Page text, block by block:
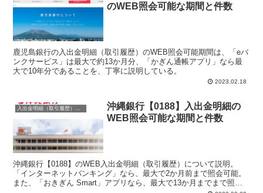
のWEB照会可能な期間と件数
鹿児島銀行の入出金明細（取引履歴）のWEB照会可能期間は、「eバ
ンクサービス」は最大で約13か月分、「かぎん通帳アプリ」なら最
大で10年分であることを、丁寧に説明している。
2023.02.18
沖縄銀行【0188】入出金明細の
WEB照会可能な期間と件数
沖縄銀行【0188】のWEB入出金明細（取引履歴）について説明。
「インターネットバンキング」なら、最大で2か月前まで照会可能。
また、「おきぎん Smart」アプリなら、最大で13か月までまで照会